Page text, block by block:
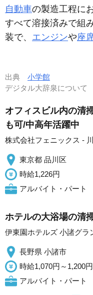
自動車の製造工程に
すべて溶接済みで組
装で、 エンジンや座
出典 小学館
デジタル大辞泉につい
オフィスビル内の清
も可/中高年活躍中
株式会社フェニックス -
東京都 品川区
時給1,226円
アルバイト・パート
ホテルの大浴場の清
伊東園ホテルズ 小諸グラ
長野県 小諸市
時給1,070円～1,200円
アルバイト・パート